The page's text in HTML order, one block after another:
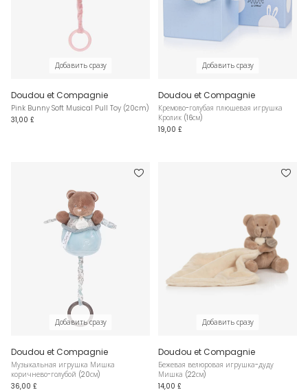
Добавить сразу
Doudou et Compagnie
Pink Bunny Soft Musical Pull Toy (20cm)
31,00 £
Добавить сразу
Doudou et Compagnie
Кремово-голубая плюшевая игрушка
Кролик (16см)
19,00 £
Добавить сразу
Doudou et Compagnie
Музыкальная игрушка Мишка
коричнево-голубой (20см)
36,00 £
Добавить сразу
Doudou et Compagnie
Бежевая велюровая игрушка-дуду
Мишка (22см)
14,00 £